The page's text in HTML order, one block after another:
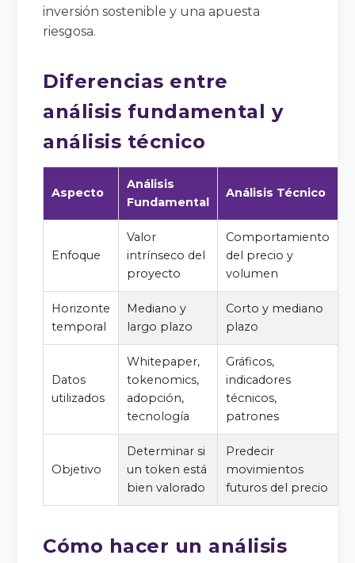
inversión sostenible y una apuesta
riesgosa.
Diferencias entre
análisis fundamental y
análisis técnico
Aspecto
Análisis
Fundamental
Análisis Técnico
Enfoque
Valor
intrínseco del
proyecto
Comportamiento
del precio y
volumen
Horizonte
temporal
Mediano y
largo plazo
Corto y mediano
plazo
Datos
utilizados
Whitepaper,
tokenomics,
adopción,
tecnología
Gráficos,
indicadores
técnicos,
patrones
Objetivo
Determinar si
un token está
bien valorado
Predecir
movimientos
futuros del precio
Cómo hacer un análisis